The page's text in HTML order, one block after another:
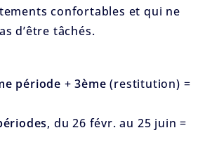
confortables et qui ne
d’être tâchés.
période + 3ème (restitution) =
, du 26 févr. au 25 juin =